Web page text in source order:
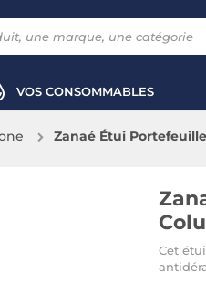
VOS CONSOMMABLES
Zanaé Étui
Cet